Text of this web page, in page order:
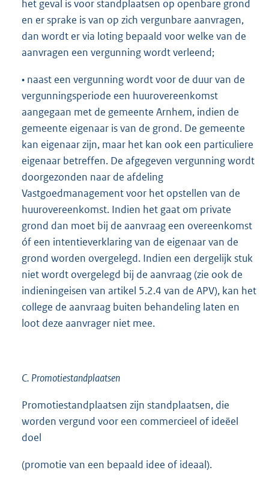
het geval is voor standplaatsen op openbare grond
en er sprake is van op zich vergunbare aanvragen,
dan wordt er via loting bepaald voor welke van de
aanvragen een vergunning wordt verleend;
• naast een vergunning wordt voor de duur van de
vergunningsperiode een huurovereenkomst
aangegaan met de gemeente Arnhem, indien de
gemeente eigenaar is van de grond. De gemeente
kan eigenaar zijn, maar het kan ook een particuliere
eigenaar betreffen. De afgegeven vergunning wordt
doorgezonden naar de afdeling
Vastgoedmanagement voor het opstellen van de
huurovereenkomst. Indien het gaat om private
grond dan moet bij de aanvraag een overeenkomst
óf een intentieverklaring van de eigenaar van de
grond worden overgelegd. Indien een dergelijk stuk
niet wordt overgelegd bij de aanvraag (zie ook de
indieningeisen van artikel 5.2.4 van de APV), kan het
college de aanvraag buiten behandeling laten en
loot deze aanvrager niet mee.
C. Promotiestandplaatsen
Promotiestandplaatsen zijn standplaatsen, die
worden vergund voor een commercieel of ideëel
doel
(promotie van een bepaald idee of ideaal).